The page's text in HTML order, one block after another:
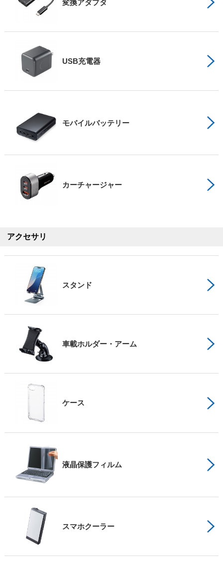
変換アダプタ
USB充電器
モバイルバッテリー
カーチャージャー
アクセサリ
スタンド
車載ホルダー・アーム
ケース
液晶保護フィルム
スマホクーラー